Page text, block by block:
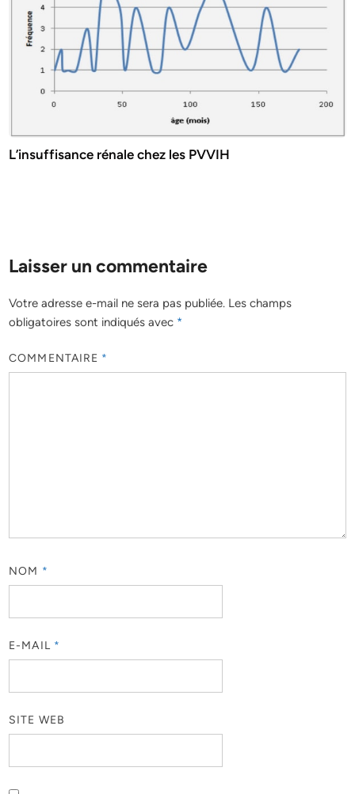
L’insuffisance rénale chez les PVVIH
Laisser un commentaire
Votre adresse e-mail ne sera pas publiée. Les champs
obligatoires sont indiqués avec *
COMMENTAIRE *
NOM *
E-MAIL *
SITE WEB